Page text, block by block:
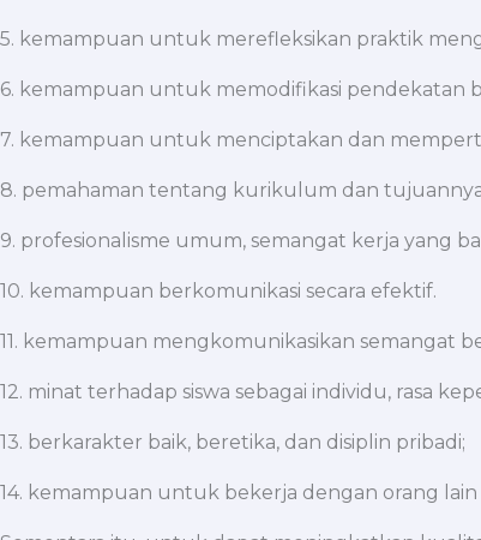
5. kemampuan untuk merefleksikan praktik
6. kemampuan untuk memodifikasi pendekatan
7. kemampuan untuk menciptakan dan
8. pemahaman tentang kurikulum dan
9. profesionalisme umum, semangat kerja yang
10. kemampuan berkomunikasi secara efektif.
11. kemampuan mengkomunikasikan semangat
12. minat terhadap siswa sebagai individu, rasa
13. berkarakter baik, beretika, dan disiplin pribadi;
14. kemampuan untuk bekerja dengan orang